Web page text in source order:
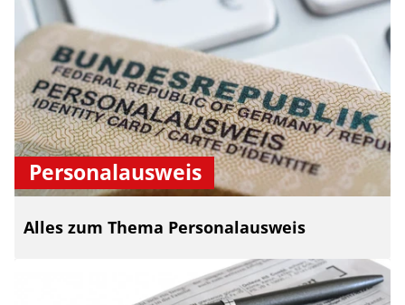
Personalausweis
Alles zum Thema Personalausweis